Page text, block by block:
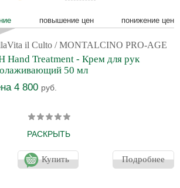
повышение цен понижение цен
il Culto / MONTALCINO PRO-AGE
Hand Treatment - Крем для рук
50 мл
4 800 руб.
РАСКРЫТЬ
роскошным кремом для рук, который
питание и уход. Крем
помогает уменьшить пигментные
Купить Подробнее